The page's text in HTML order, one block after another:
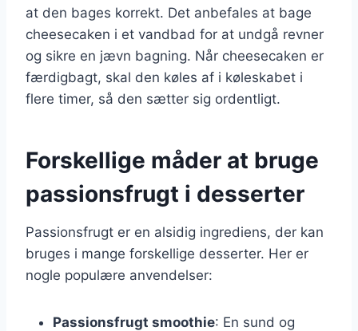
at den bages korrekt. Det anbefales at bage
cheesecaken i et vandbad for at undgå revner
og sikre en jævn bagning. Når cheesecaken er
færdigbagt, skal den køles af i køleskabet i
flere timer, så den sætter sig ordentligt.
Forskellige måder at bruge
passionsfrugt i desserter
Passionsfrugt er en alsidig ingrediens, der kan
bruges i mange forskellige desserter. Her er
nogle populære anvendelser:
Passionsfrugt smoothie: En sund og